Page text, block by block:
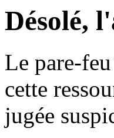
Désolé,
Le pare-
cette
jugée